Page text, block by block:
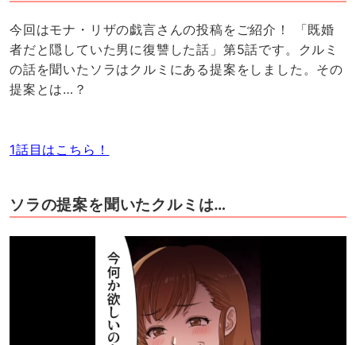
今回はモナ・リザの戯言さんの投稿をご紹介！ 「既婚
者だと隠していた男に復讐した話」第5話です。クルミ
の話を聞いたソラはクルミにある提案をしました。その
提案とは…？
1話目はこちら！
ソラの提案を聞いたクルミは…